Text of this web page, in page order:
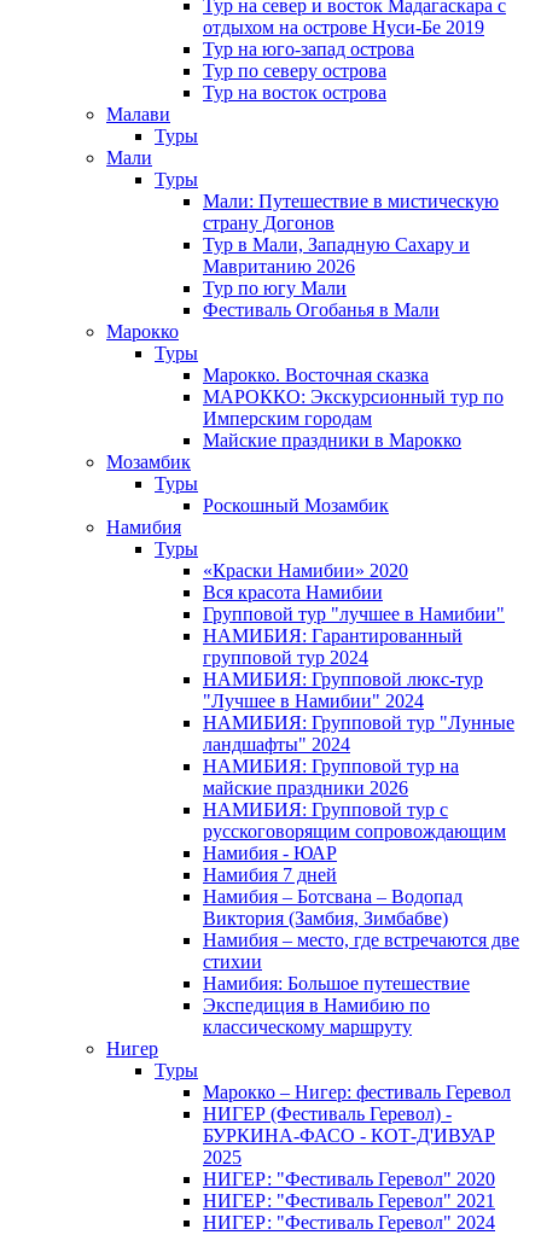
Тур на север и восток Мадагаскара с
отдыхом на острове Нуси-Бе 2019
Тур на юго-запад острова
Тур по северу острова
Тур на восток острова
Малави
Туры
Мали
Туры
Мали: Путешествие в мистическую
страну Догонов
Тур в Мали, Западную Сахару и
Мавританию 2026
Тур по югу Мали
Фестиваль Огобанья в Мали
Марокко
Туры
Марокко. Восточная сказка
МАРОККО: Экскурсионный тур по
Имперским городам
Майские праздники в Марокко
Мозамбик
Туры
Роскошный Мозамбик
Намибия
Туры
«Краски Намибии» 2020
Вся красота Намибии
Групповой тур "лучшее в Намибии"
НАМИБИЯ: Гарантированный
групповой тур 2024
НАМИБИЯ: Групповой люкс-тур
"Лучшее в Намибии" 2024
НАМИБИЯ: Групповой тур "Лунные
ландшафты" 2024
НАМИБИЯ: Групповой тур на
майские праздники 2026
НАМИБИЯ: Групповой тур с
русскоговорящим сопровождающим
Намибия - ЮАР
Намибия 7 дней
Намибия – Ботсвана – Водопад
Виктория (Замбия, Зимбабве)
Намибия – место, где встречаются две
стихии
Намибия: Большое путешествие
Экспедиция в Намибию по
классическому маршруту
Нигер
Туры
Марокко – Нигер: фестиваль Геревол
НИГЕР (Фестиваль Геревол) -
БУРКИНА-ФАСО - КОТ-Д'ИВУАР
2025
НИГЕР: "Фестиваль Геревол" 2020
НИГЕР: "Фестиваль Геревол" 2021
НИГЕР: "Фестиваль Геревол" 2024